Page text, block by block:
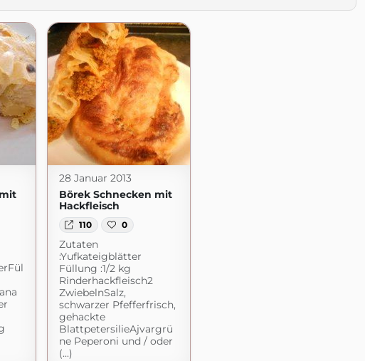
28 Januar 2013
Börek Schnecken mit
Hackfleisch
110 0
Zutaten
:Yufkateigblätter
Füllung :1/2 kg
Rinderhackfleisch2
ZwiebelnSalz,
schwarzer Pfefferfrisch,
gehackte
BlattpetersilieAjvargrü
ne Peperoni und / oder
(...)